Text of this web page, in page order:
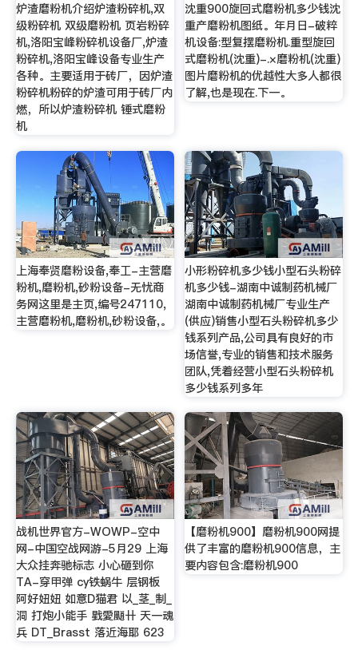
炉渣磨粉机介绍炉渣粉碎机,双
级粉碎机 双级磨粉机 页岩粉碎
机,洛阳宝峰粉碎机设备厂,炉渣
粉碎机,洛阳宝峰设备专业生产
各种。主要适用于砖厂，因炉渣
粉碎机粉碎的炉渣可用于砖厂内
燃，所以炉渣粉碎机 锤式磨粉
机
沈重900旋回式磨粉机多少钱沈
重产磨粉机图纸。年月日-破粹
机设备:型复摆磨粉机.重型旋回
式磨粉机(沈重)-.×磨粉机(沈重)
图片磨粉机的优越性大多人都很
了解,也是现在.下一。
上海奉贤磨粉设备,奉工-主营磨
粉机,磨粉机,砂粉设备-无忧商
务网这里是主页,编号247110,
主营磨粉机,磨粉机,砂粉设备,。
小形粉碎机多少钱小型石头粉碎
机多少钱-湖南中诚制药机械厂
湖南中诚制药机械厂专业生产
(供应)销售小型石头粉碎机多少
钱系列产品,公司具有良好的市
场信誉,专业的销售和技术服务
团队,凭着经营小型石头粉碎机
多少钱系列多年
战机世界官方-WOWP-空中
网-中国空战网游-5月29 上海
大众挂奔驰标志 小心砸到你
TA-穿甲弹 cy铁蜗牛 层钢板
阿好妞妞 如意D猫君 以_茎_制_
洞 打炮小能手 戥愛颵卄 天一魂
兵 DT_Brasst 落近海耶 623
【磨粉机900】磨粉机900网提
供了丰富的磨粉机900信息，主
要内容包含:磨粉机900